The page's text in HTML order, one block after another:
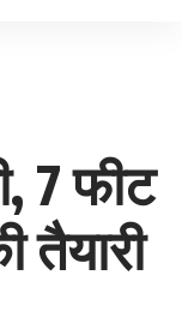
7 फीट
तैयारी